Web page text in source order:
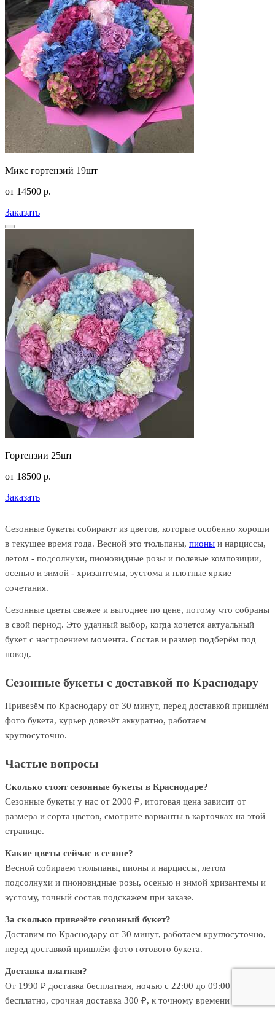
Микс гортензий 19шт
от 14500 р.
Заказать
Гортензии 25шт
от 18500 р.
Заказать
Сезонные букеты собирают из цветов, которые особенно хороши
в текущее время года. Весной это тюльпаны, пионы и нарциссы,
летом - подсолнухи, пионовидные розы и полевые композиции,
осенью и зимой - хризантемы, эустома и плотные яркие
сочетания.
Сезонные цветы свежее и выгоднее по цене, потому что собраны
в свой период. Это удачный выбор, когда хочется актуальный
букет с настроением момента. Состав и размер подберём под
повод.
Сезонные букеты с доставкой по Краснодару
Привезём по Краснодару от 30 минут, перед доставкой пришлём
фото букета, курьер довезёт аккуратно, работаем
круглосуточно.
Частые вопросы
Сколько стоят сезонные букеты в Краснодаре?
Сезонные букеты у нас от 2000 ₽, итоговая цена зависит от
размера и сорта цветов, смотрите варианты в карточках на этой
странице.
Какие цветы сейчас в сезоне?
Весной собираем тюльпаны, пионы и нарциссы, летом
подсолнухи и пионовидные розы, осенью и зимой хризантемы и
эустому, точный состав подскажем при заказе.
За сколько привезёте сезонный букет?
Доставим по Краснодару от 30 минут, работаем круглосуточно,
перед доставкой пришлём фото готового букета.
Доставка платная?
От 1990 ₽ доставка бесплатная, ночью с 22:00 до 09:00 тоже
бесплатно, срочная доставка 300 ₽, к точному времени 400 ₽.